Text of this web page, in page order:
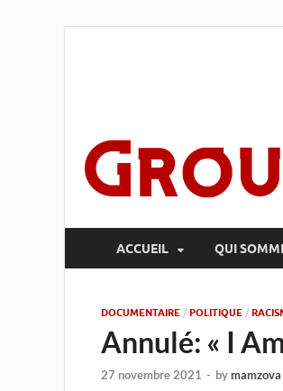
ACCUEIL QUI
DOCUMENTAIRE / POLITIQUE /
Annulé: « I
27 novembre 2021 - bymamzova